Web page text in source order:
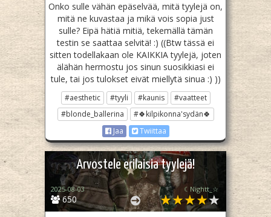
Onko sulle vähän epäselvää, mitä tyylejä on,
mitä ne kuvastaa ja mikä vois sopia just
sulle? Eipä hätiä mitiä, tekemällä tämän
testin se saattaa selvitä! :) ((Btw tässä ei
sitten todellakaan ole KAIKKIA tyylejä, joten
älähän hermostu jos sinun suosikkiasi ei
tule, tai jos tulokset eivät miellytä sinua :) ))
#aesthetic #tyyli #kaunis
#vaatteet
#blonde_ballerina
#🍀kilpikonna'sydän🍀
Jaa
Twiittaa
Arvostele erilaisia tyylejä!
650
2025-08-03 ☾Nightt_☆